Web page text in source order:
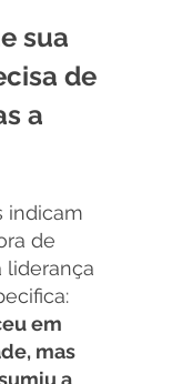
sua
de
a
indicam
de
liderança
em
mas